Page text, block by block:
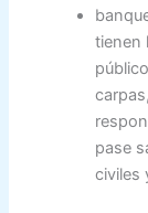
tienen
pase
civiles